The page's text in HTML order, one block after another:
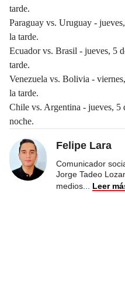
tarde.
Paraguay vs. Uruguay -
la tarde.
Ecuador vs. Brasil - jueves, 5
tarde.
Venezuela vs. Bolivia -
la tarde.
Chile vs. Argentina - jueves, 5
noche.
Felipe Lara
Comunicador
Jorge Tadeo
medios
Leer